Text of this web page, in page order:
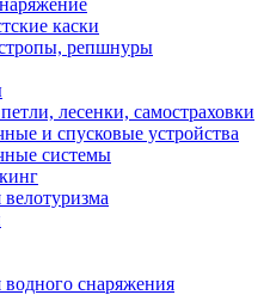
каски
репшнуры
лесенки, самостраховки
и спусковые устройства
системы
водного снаряжения